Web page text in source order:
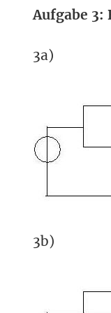
Aufgabe 3:
3a)
3b)